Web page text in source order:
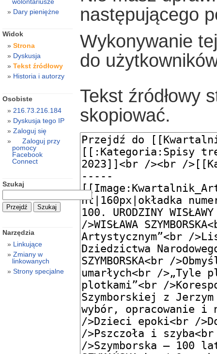
następującego
Wykonywanie
do
Tekst źródłowy
skopiować.
Dary pieniężne
Widok
Strona
Dyskusja
Tekst źródłowy
Historia i autorzy
Osobiste
216.73.216.184
Dyskusja tego IP
Zaloguj się
Zaloguj przy
pomocy
Facebook
Connect
Szukaj
Narzędzia
Linkujące
Zmiany w
linkowanych
Strony specjalne